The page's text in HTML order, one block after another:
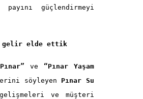
güçlendirmeyi
gelir elde ettik
ve “Pınar Yaşam
söyleyen Pınar Su
ve müşteri